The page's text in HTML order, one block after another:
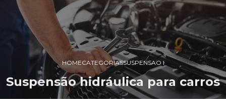
HOMECATEGORIASSUSPENSAO HIDRAULICA
Suspensão hidráulica para carros